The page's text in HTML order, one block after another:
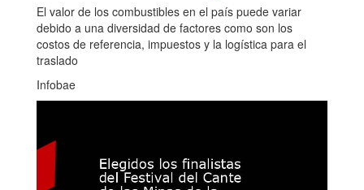
El valor de los combustibles en el país puede variar
debido a una diversidad de factores como son los
costos de referencia, impuestos y la logística para el
traslado
Infobae